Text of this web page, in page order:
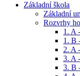
Základní škola
Základní
Rozvrhy
1. A
1. B
2. A
3. A
3. B